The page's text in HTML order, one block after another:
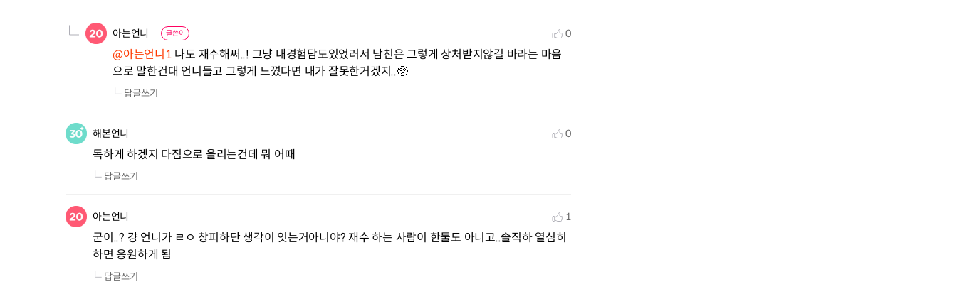
아는언니 글쓴이 0
@아는언니1 나도 재수해써..! 그냥 내경험담도있었러서 남친은 그렇게 상처받지않길 바라는 마음
으로 말한건대 언니들고 그렇게 느꼈다면 내가 잘못한거겠지..🥺
답글쓰기
해본언니 0
독하게 하겠지 다짐으로 올리는건데 뭐 어때
답글쓰기
아는언니 1
굳이..? 걍 언니가 ㄹㅇ 창피하단 생각이 잇는거아니야? 재수 하는 사람이 한둘도 아니고..솔직하 열심히
하면 응원하게 됨
답글쓰기